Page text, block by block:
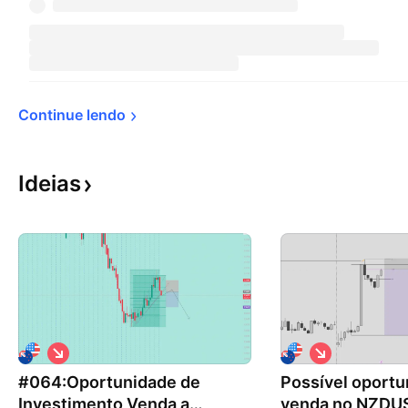
Continue lendo
Ideias
#064:Oportunidade de
Investimento Venda a
V
i
é
Possível
venda no
V
i
é